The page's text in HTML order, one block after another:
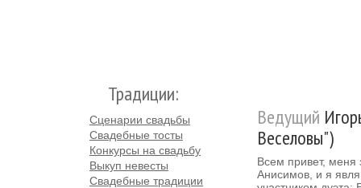
Традиции:
Сценарии свадьбы
Свадебные тосты
Конкурсы на свадьбу
Выкуп невесты
Свадебные традиции
Ведущий
Веселовы")
Всем привет, меня
Анисимов, и я